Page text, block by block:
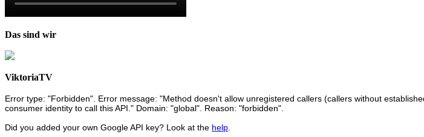
Das sind wir
ViktoriaTV
Error type: "Forbidden". Error message: "Method doesn't allow unregistered callers (callers without
consumer identity to call this API." Domain: "global". Reason: "forbidden".
Did you added your own Google API key? Look at the help